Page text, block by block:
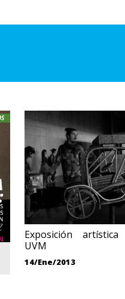
Exposición artística
UVM
14/Ene/2013